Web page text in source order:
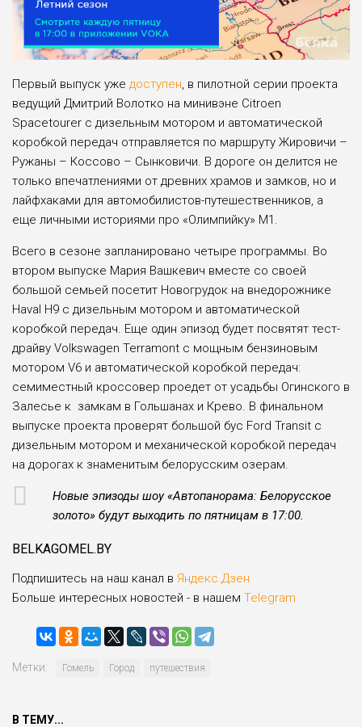
Первый выпуск уже доступен, в пилотной серии проекта
ведущий Дмитрий Волотко на минивэне Citroen
Spacetourer с дизельным мотором и автоматической
коробкой передач отправляется по маршруту Жировичи –
Ружаны – Коссово – Сынковичи. В дороге он делится не
только впечатлениями от древних храмов и замков, но и
лайфхаками для автомобилистов-путешественников, а
еще личными историями про «Олимпийку» М1.
Всего в сезоне запланировано четыре программы. Во
втором выпуске Мария Вашкевич вместе со своей
большой семьей посетит Новогрудок на внедорожнике
Haval H9 с дизельным мотором и автоматической
коробкой передач. Еще один эпизод будет посвятят тест-
драйву Volkswagen Terramont с мощным бензиновым
мотором V6 и автоматической коробкой передач:
семиместный кроссовер проедет от усадьбы Огинского в
Залесье к замкам в Гольшанах и Крево. В финальном
выпуске проекта проверят большой бус Ford Transit с
дизельным мотором и механической коробкой передач
на дорогах к знаменитым белорусским озерам.
Новые эпизоды шоу «Автопанорама: Белорусское
золото» будут выходить по пятницам в 17:00.
BELKAGOMEL.BY
Подпишитесь на наш канал в Яндекс.Дзен
Больше интересных новостей - в нашем Telegram
Метки: Гомель Город путешествия
В ТЕМУ...